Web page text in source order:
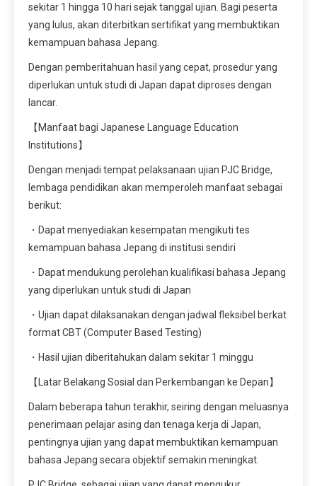
sekitar 1 hingga 10 hari sejak tanggal ujian. Bagi peserta
yang lulus, akan diterbitkan sertifikat yang membuktikan
kemampuan bahasa Jepang.
Dengan pemberitahuan hasil yang cepat, prosedur yang
diperlukan untuk studi di Japan dapat diproses dengan
lancar.
【Manfaat bagi Japanese Language Education
Institutions】
Dengan menjadi tempat pelaksanaan ujian PJC Bridge,
lembaga pendidikan akan memperoleh manfaat sebagai
berikut:
・Dapat menyediakan kesempatan mengikuti tes
kemampuan bahasa Jepang di institusi sendiri
・Dapat mendukung perolehan kualifikasi bahasa Jepang
yang diperlukan untuk studi di Japan
・Ujian dapat dilaksanakan dengan jadwal fleksibel berkat
format CBT (Computer Based Testing)
・Hasil ujian diberitahukan dalam sekitar 1 minggu
【Latar Belakang Sosial dan Perkembangan ke Depan】
Dalam beberapa tahun terakhir, seiring dengan meluasnya
penerimaan pelajar asing dan tenaga kerja di Japan,
pentingnya ujian yang dapat membuktikan kemampuan
bahasa Jepang secara objektif semakin meningkat.